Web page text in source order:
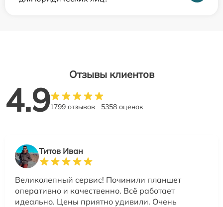
Отзывы клиентов
4.91799 отзывов 5358 оценок
Титов Иван
Великолепный сервис! Починили планшет
оперативно и качественно. Всё работает
идеально. Цены приятно удивили. Очень